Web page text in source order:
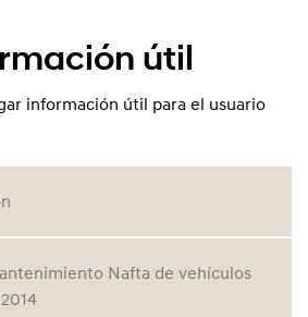
útil
información útil para el usuario
Nafta de vehículos